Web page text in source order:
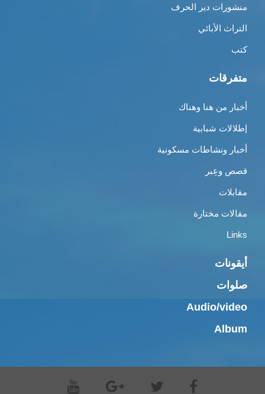
منشورات دير الحرف
التراث الأبائي
كتب
متفرقات
أخبار من هنا وهناك
إطلالات شبابية
أخبار ونشاطات مسكونية
قصص وعِبر
مقابلات
مقالات مختارة
Links
أيقونات
صلوات
Audio/video
Album